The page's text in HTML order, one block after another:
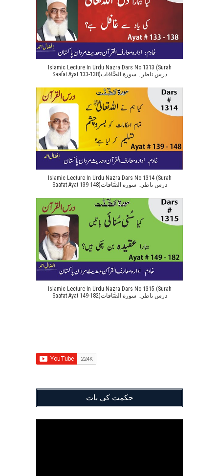
Islamic Lecture In Urdu Nazra Dars No 1313 (Surah
Saafat Ayat 133-138)درس ناظرہ سورة الصَّافات
Islamic Lecture In Urdu Nazra Dars No 1314 (Surah
Saafat Ayat 139-148)درس ناظرہ سورة الصَّافات
Islamic Lecture In Urdu Nazra Dars No 1315 (Surah
Saafat Ayat 149-182)درس ناظرہ سورة الصَّافات
حکمت کی بات